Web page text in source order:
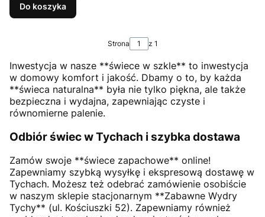
Do koszyka
Strona z 1
Inwestycja w nasze **świece w szkle** to inwestycja
w domowy komfort i jakość. Dbamy o to, by każda
**świeca naturalna** była nie tylko piękna, ale także
bezpieczna i wydajna, zapewniając czyste i
równomierne palenie.
Odbiór świec w Tychach i szybka dostawa
Zamów swoje **świece zapachowe** online!
Zapewniamy szybką wysyłkę i ekspresową dostawę w
Tychach. Możesz też odebrać zamówienie osobiście
w naszym sklepie stacjonarnym **Zabawne Wydry
Tychy** (ul. Kościuszki 52). Zapewniamy również